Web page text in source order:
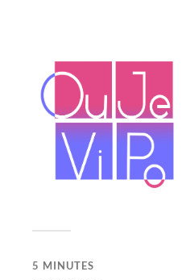
5 MINUTES